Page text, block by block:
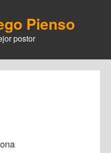
Pienso
postor